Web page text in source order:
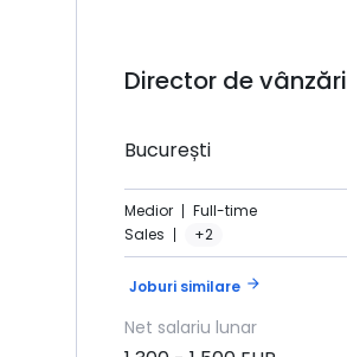
Director de vânzări
București
Medior
Full-time
Sales
+2
Joburi similare arrow_forward
Net salariu lunar